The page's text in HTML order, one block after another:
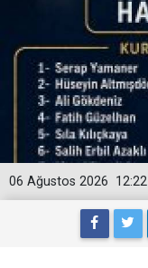
12:22
06 Ağustos 2026